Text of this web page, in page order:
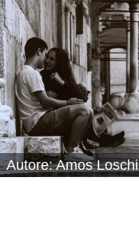
Autore: Amos Loschi